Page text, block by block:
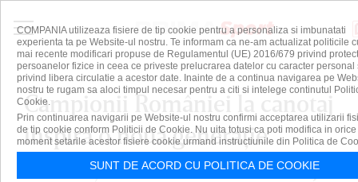
Campionii României la canotaj
inspiră o nouă generaţie.
Federaţia Română de Canotaj,
COMPANIA utilizeaza fisiere de tip cookie pentru a personaliza si imbunatati
experienta ta pe Website-ul nostru. Te informam ca ne-am actualizat politicile
mai recente modificari propuse de Regulamentul (UE) 2016/679 privind
persoanelor fizice in ceea ce priveste prelucrarea datelor cu caracter personal
privind libera circulatie a acestor date. Inainte de a continua navigarea pe
nostru te rugam sa aloci timpul necesar pentru a citi si intelege continutul
Cookie.
Prin continuarea navigarii pe Website-ul nostru confirmi acceptarea utilizarii
de tip cookie conform Politicii de Cookie. Nu uita totusi ca poti modifica in orice
moment setarile acestor fisiere cookie urmand instructiunile din Politica de
SUNT DE ACORD CU POLITICA DE COOKIE